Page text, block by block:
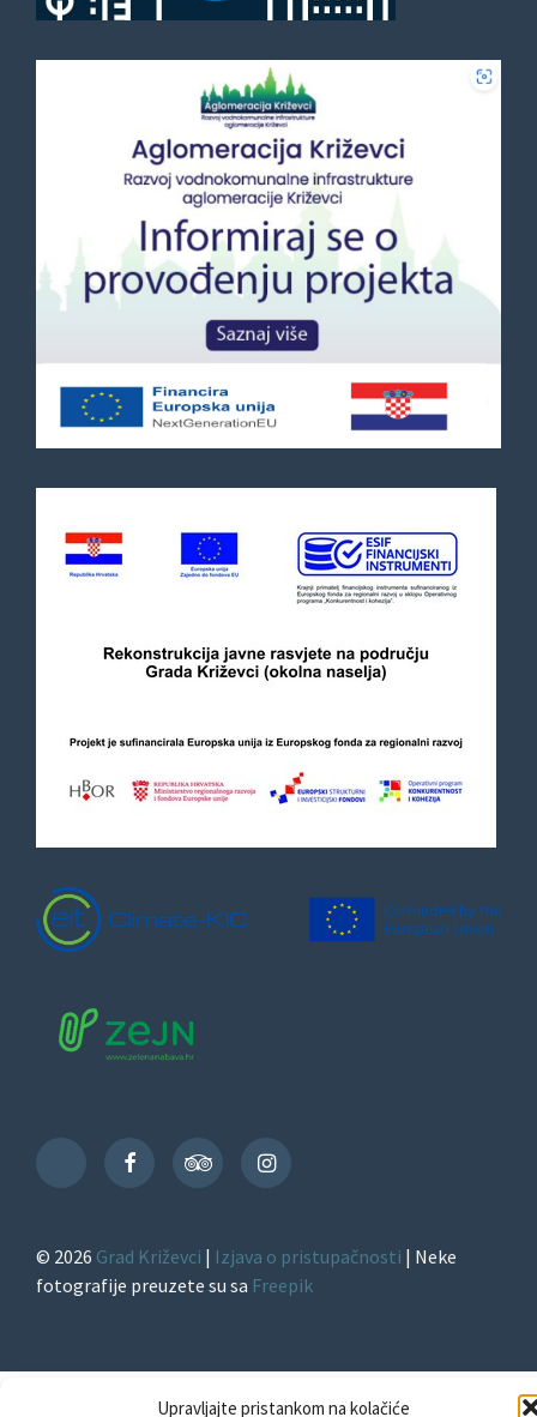
Upravljajte pristankom na kolačiće
TikTok
FacebookTripAdvisorInstagram
© 2026 Grad Križevci | Izjava o pristupačnosti | Neke
fotografije preuzete su sa Freepik